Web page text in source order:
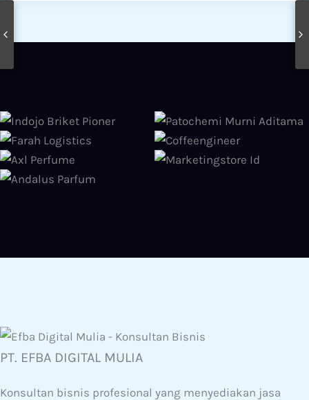
PT. EFBA DIGITAL MULIA
Konsultan bisnis profesional yang menyediakan jasa